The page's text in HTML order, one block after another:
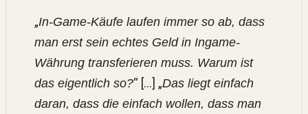
„In-Game-Käufe laufen immer so ab, dass
man erst sein echtes Geld in Ingame-
Währung transferieren muss. Warum ist
das eigentlich so?“ […] „Das liegt einfach
daran, dass die einfach wollen, dass man